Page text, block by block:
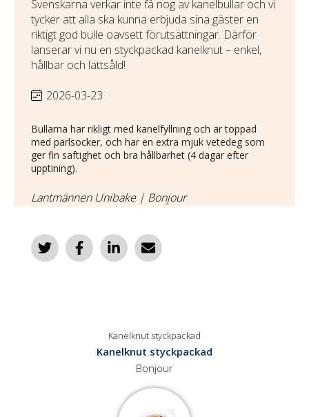
Svenskarna verkar inte få nog av kanelbullar och vi
tycker att alla ska kunna erbjuda sina gäster en
riktigt god bulle oavsett förutsättningar. Därför
lanserar vi nu en styckpackad kanelknut – enkel,
hållbar och lättsåld!
2026-03-23
Bullarna har rikligt med kanelfyllning och är toppad
med pärlsocker, och har en extra mjuk vetedeg som
ger fin saftighet och bra hållbarhet (4 dagar efter
upptining).
Lantmännen Unibake | Bonjour
Kanelknut styckpackad
Kanelknut styckpackad
Bonjour